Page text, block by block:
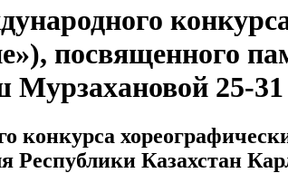
посвященного
25-
Республики Казахстан